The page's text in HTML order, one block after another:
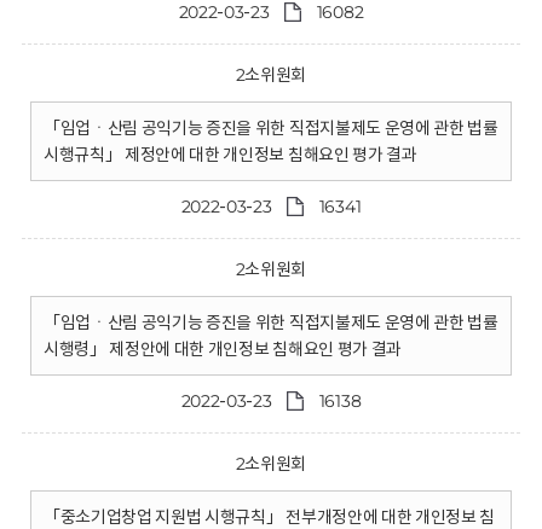
2022-03-23 16082
2소위원회
「임업ㆍ산림 공익기능 증진을 위한 직접지불제도 운영에 관한 법률
시행규칙」 제정안에 대한 개인정보 침해요인 평가 결과
2022-03-23 16341
2소위원회
「임업ㆍ산림 공익기능 증진을 위한 직접지불제도 운영에 관한 법률
시행령」 제정안에 대한 개인정보 침해요인 평가 결과
2022-03-23 16138
2소위원회
「중소기업창업 지원법 시행규칙」 전부개정안에 대한 개인정보 침